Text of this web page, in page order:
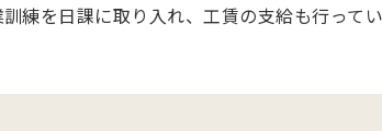
練を日課に取り入れ、工賃の支給も行って